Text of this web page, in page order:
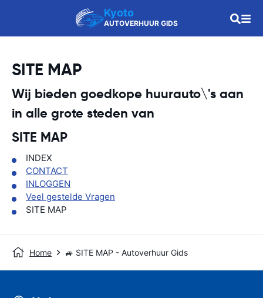
Kyoto
AUTOVERHUUR GIDS
SITE MAP
Wij bieden goedkope huurauto\'s aan
in alle grote steden van
SITE MAP
INDEX
CONTACT
INLOGGEN
Veel gestelde Vragen
SITE MAP
Home 🚙 SITE MAP - Autoverhuur Gids